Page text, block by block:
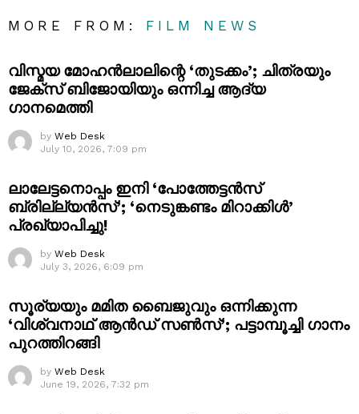
MORE FROM: FILM NEWS
വിസ്മയ മോഹൻലാലിന്റെ ‘തുടക്കം’; ചിത്രയും
ജേക്സ് ബിജോയിയും ഒന്നിച്ച ആദ്യ
ഗാനമെത്തി
by Web Desk
July 10, 2026, 7:09 pm
ലാലേട്ടനൊപ്പം ഇനി ‘പോത്തേട്ടൻസ്
ബ്രില്ല്യൻസ്’; ‘നെടുങ്കണ്ടം മിറാക്കിൾ’
പ്രഖ്യാപിച്ചു!
by Web Desk
July 3, 2026, 6:09 pm
സൂര്യയും മമിത ബൈജുവും ഒന്നിക്കുന്ന
‘വിശ്വനാഥ് ആൻഡ് സൺസ്’; പട്ടാമ്പൂച്ചി ഗാനം
പുറത്തിറങ്ങി
by Web Desk
June 19, 2026, 7:32 pm